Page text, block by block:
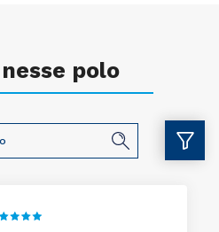
polo